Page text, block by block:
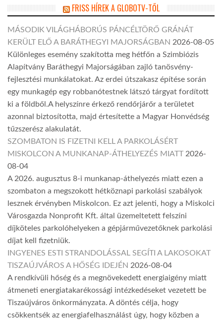
FRISS HÍREK A GLOBOTV-TŐL
MÁSODIK VILÁGHÁBORÚS PÁNCÉLTÖRŐ GRÁNÁT
KERÜLT ELŐ A BARÁTHEGYI MAJORSÁGBAN 2026-08-05
Különleges esemény szakította meg hétfőn a Szimbiózis
Alapítvány Baráthegyi Majorságában zajló tanösvény-
fejlesztési munkálatokat. Az erdei útszakasz építése során
egy munkagép egy robbanótestnek látszó tárgyat fordított
ki a földből.A helyszínre érkező rendőrjárőr a területet
azonnal biztosította, majd értesítette a Magyar Honvédség
tűzszerész alakulatát.
SZOMBATON IS FIZETNI KELL A PARKOLÁSÉRT
MISKOLCON A MUNKANAP-ÁTHELYEZÉS MIATT 2026-
08-04
A 2026. augusztus 8-i munkanap-áthelyezés miatt ezen a
szombaton a megszokott hétköznapi parkolási szabályok
lesznek érvényben Miskolcon. Ez azt jelenti, hogy a Miskolci
Városgazda Nonprofit Kft. által üzemeltetett felszíni
díjköteles parkolóhelyeken a gépjárművezetőknek parkolási
díjat kell fizetniük.
INGYENES ESTI STRANDOLÁSSAL SEGÍTI A LAKOSOKAT
TISZAÚJVÁROS A HŐSÉG IDEJÉN 2026-08-04
A rendkívüli hőség és a megnövekedett energiaigény miatt
átmeneti energiatakarékossági intézkedéseket vezetett be
Tiszaújváros önkormányzata. A döntés célja, hogy
csökkentsék az energiafelhasználást úgy, hogy közben a